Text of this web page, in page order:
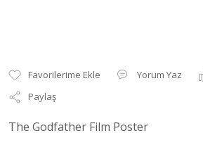
Yorum Yaz
Paylaş
The Godfather Film Poster